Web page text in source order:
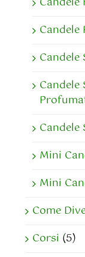
Candele
Mini
Mini
Come
Corsi (5)